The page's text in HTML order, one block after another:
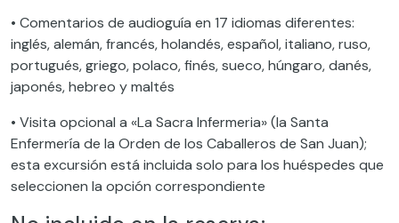
• Comentarios de audioguía en 17 idiomas diferentes:
inglés, alemán, francés, holandés, español, italiano, ruso,
portugués, griego, polaco, finés, sueco, húngaro, danés,
japonés, hebreo y maltés
• Visita opcional a «La Sacra Infermeria» (la Santa
Enfermería de la Orden de los Caballeros de San Juan);
esta excursión está incluida solo para los huéspedes que
seleccionen la opción correspondiente